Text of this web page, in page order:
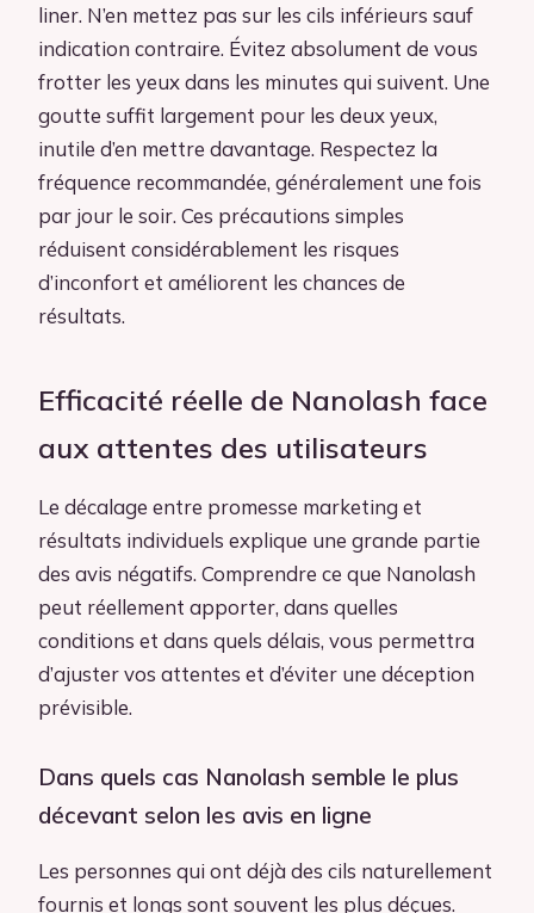
liner. N’en mettez pas sur les cils inférieurs sauf
indication contraire. Évitez absolument de vous
frotter les yeux dans les minutes qui suivent. Une
goutte suffit largement pour les deux yeux,
inutile d’en mettre davantage. Respectez la
fréquence recommandée, généralement une fois
par jour le soir. Ces précautions simples
réduisent considérablement les risques
d’inconfort et améliorent les chances de
résultats.
Efficacité réelle de Nanolash face
aux attentes des utilisateurs
Le décalage entre promesse marketing et
résultats individuels explique une grande partie
des avis négatifs. Comprendre ce que Nanolash
peut réellement apporter, dans quelles
conditions et dans quels délais, vous permettra
d’ajuster vos attentes et d’éviter une déception
prévisible.
Dans quels cas Nanolash semble le plus
décevant selon les avis en ligne
Les personnes qui ont déjà des cils naturellement
fournis et longs sont souvent les plus déçues.